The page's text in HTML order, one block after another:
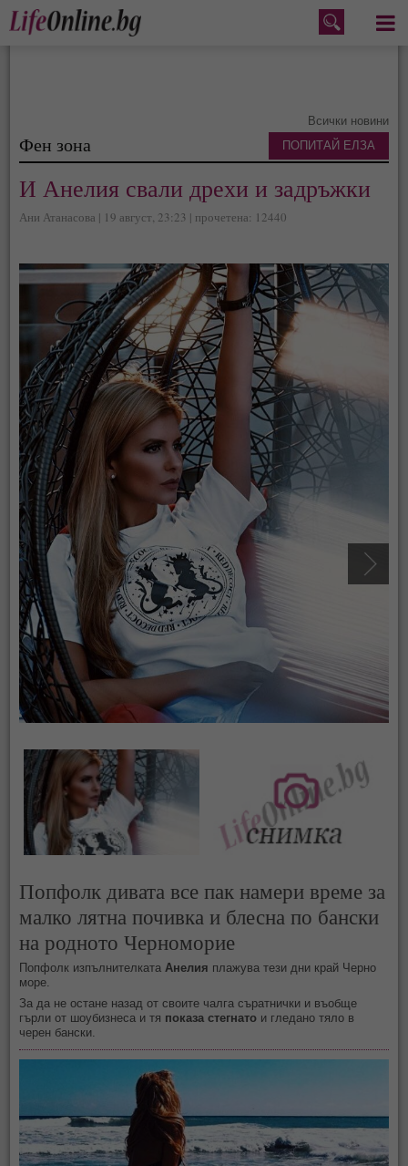
Меню
Всички новини
Фен зона
И Анелия свали дрехи и задръжки
Ани Атанасова | 19 август, 23:23 | прочетена: 12440
Попфолк дивата все пак намери време за
малко лятна почивка и блесна по бански
на родното Черноморие
Попфолк изпълнителката Анелия плажува тези дни край Черно
море.
За да не остане назад от своите чалга съратнички и въобще
гърли от шоубизнеса и тя показа стегнато и гледано тяло в
черен бански.
ПОПИТАЙ ЕЛЗА